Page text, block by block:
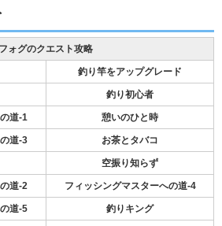
フォグのクエスト攻略
釣り竿をアップグレード
釣り初心者
道-1 憩いのひと時
道-3 お茶とタバコ
空振り知らず
道-2 フィッシングマスターへの道-4
道-5 釣りキング